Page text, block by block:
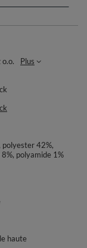
1%
polyamide;
Plus
polyester 42%,
polyamide 1%
haute